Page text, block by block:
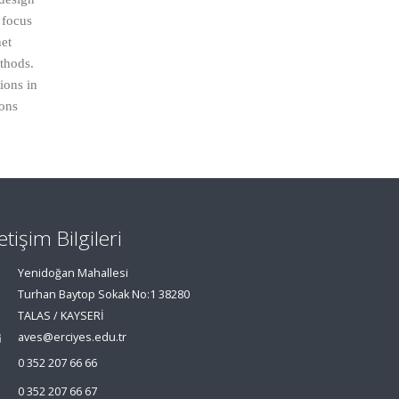
in
Bilgileri
Yenidoğan Mahallesi
Turhan Baytop Sokak No:1 38280
TALAS / KAYSERİ
aves@erciyes.edu.tr
0 352 207 66 66
0 352 207 66 67